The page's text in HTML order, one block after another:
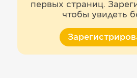
первых страниц.
чтобы увидеть